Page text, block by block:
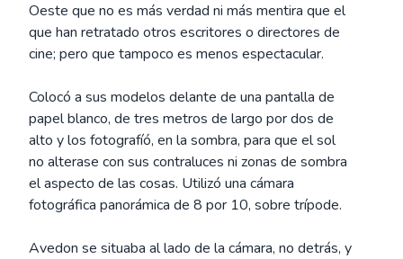
Oeste que no es más verdad ni más mentira que el
que han retratado otros escritores o directores de
cine; pero que tampoco es menos espectacular.
Colocó a sus modelos delante de una pantalla de
papel blanco, de tres metros de largo por dos de
alto y los fotografíó, en la sombra, para que el sol
no alterase con sus contraluces ni zonas de sombra
el aspecto de las cosas. Utilizó una cámara
fotográfica panorámica de 8 por 10, sobre trípode.
Avedon se situaba al lado de la cámara, no detrás, y